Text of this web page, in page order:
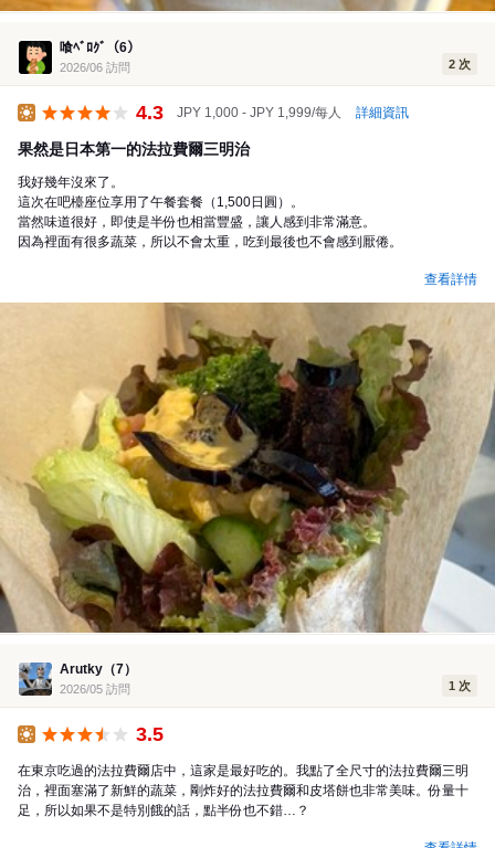
喰ﾍﾞﾛｸﾞ（6）
2026/06 訪問 2 次
4.3 JPY 1,000 - JPY 1,999/每人 詳細資訊
果然是日本第一的法拉費爾三明治
我好幾年沒來了。
這次在吧檯座位享用了午餐套餐（1,500日圓）。
當然味道很好，即使是半份也相當豐盛，讓人感到非常滿意。
因為裡面有很多蔬菜，所以不會太重，吃到最後也不會感到厭倦。
查看詳情
Arutky（7）
2026/05 訪問 1 次
3.5
在東京吃過的法拉費爾店中，這家是最好吃的。我點了全尺寸的法拉費爾三明
治，裡面塞滿了新鮮的蔬菜，剛炸好的法拉費爾和皮塔餅也非常美味。份量十
足，所以如果不是特別餓的話，點半份也不錯…？